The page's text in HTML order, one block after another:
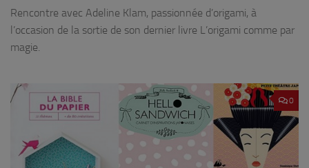
Rencontre avec Adeline Klam, passionnée d’origami, à
l’occasion de la sortie de son dernier livre L’origami comme par
magie.
0